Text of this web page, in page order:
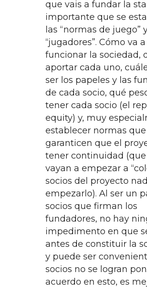
que vais a fundar la
importante que se
las “normas de juego”
“jugadores”. Cómo va a
funcionar la sociedad,
aportar cada uno,
ser los papeles y las
de cada socio, qué
tener cada socio (el
equity) y, muy
establecer normas que
garanticen que el
tener continuidad
vayan a empezar a
socios del proyecto
empezarlo). Al ser un
socios que firman los
fundadores, no hay
impedimento en que
antes de constituir la
y puede ser
socios no se logran
acuerdo en esto, es